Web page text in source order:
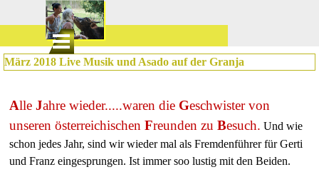
Direkt zum Seiteninhalt
Menü überspringen
März 2018 Live Musik und Asado auf der Granja
Alle Jahre wieder.....waren die Geschwister von
unseren österreichischen Freunden zu Besuch. Und wie
schon jedes Jahr, sind wir wieder mal als Fremdenführer für Gerti
und Franz eingesprungen. Ist immer soo lustig mit den Beiden.